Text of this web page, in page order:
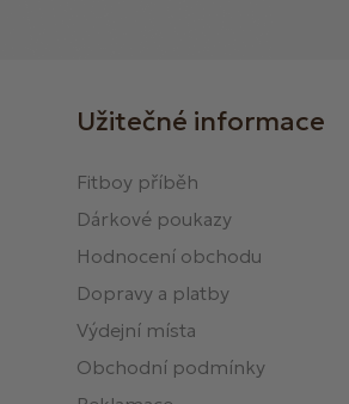
Užitečné informace
Fitboy příběh
Dárkové poukazy
Hodnocení obchodu
Dopravy a platby
Výdejní místa
Obchodní podmínky